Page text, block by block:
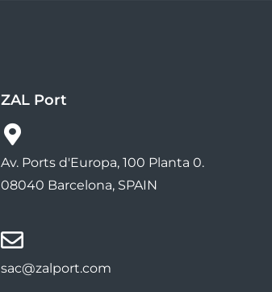
ZAL Port
Av. Ports d'Europa, 100 Planta 0.
08040 Barcelona, SPAIN
sac@zalport.com